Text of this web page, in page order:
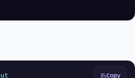
Copy